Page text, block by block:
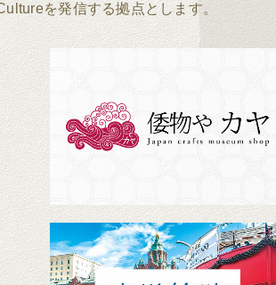
を発信する拠点とします。